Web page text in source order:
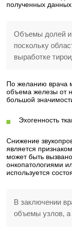
полученных данных.
Объемы долей и
поскольку
выработке
По желанию врача
объема железы от
большой
Эхогенность
Снижение
является
может быть
онкопатологиями
используется
В заключении
объемы узлов,